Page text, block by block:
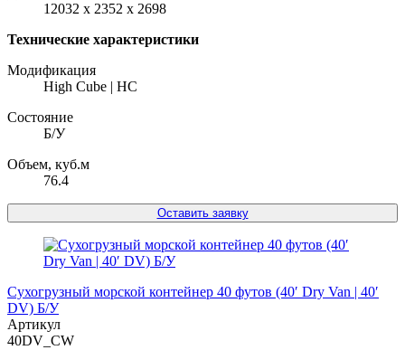
12032 x 2352 x 2698
Технические характеристики
Модификация
High Cube | HC
Состояние
Б/У
Объем, куб.м
76.4
Оставить заявку
Сухогрузный морской контейнер 40 футов (40′ Dry Van | 40′
DV) Б/У
Артикул
40DV_CW